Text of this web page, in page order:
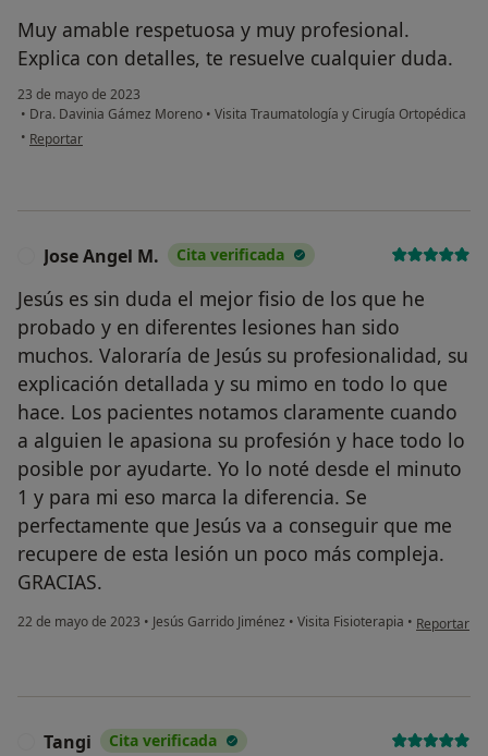
Muy amable respetuosa y muy profesional.
Explica con detalles, te resuelve cualquier duda.
23 de mayo de 2023
• Dra. Davinia Gámez Moreno • Visita Traumatología y Cirugía Ortopédica
• en opinión del usuario Michaela
Reportar
Jose Angel M. Cita verificada
Jesús es sin duda el mejor fisio de los que he
probado y en diferentes lesiones han sido
muchos. Valoraría de Jesús su profesionalidad, su
explicación detallada y su mimo en todo lo que
hace. Los pacientes notamos claramente cuando
a alguien le apasiona su profesión y hace todo lo
posible por ayudarte. Yo lo noté desde el minuto
1 y para mi eso marca la diferencia. Se
perfectamente que Jesús va a conseguir que me
recupere de esta lesión un poco más compleja.
GRACIAS.
22 de mayo de 2023 • Jesús Garrido Jiménez • Visita Fisioterapia • en opinión
Reportar
Tangi Cita verificada